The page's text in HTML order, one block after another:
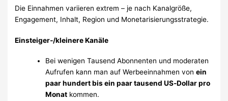
Die Einnahmen variieren extrem – je nach Kanalgröße,
Engagement, Inhalt, Region und Monetarisierungsstrategie.
Einsteiger‑/kleinere Kanäle
Bei wenigen Tausend Abonnenten und moderaten
Aufrufen kann man auf Werbeeinnahmen vonein
paar hundert bis ein paar tausend US‑Dollar pro
Monat kommen.